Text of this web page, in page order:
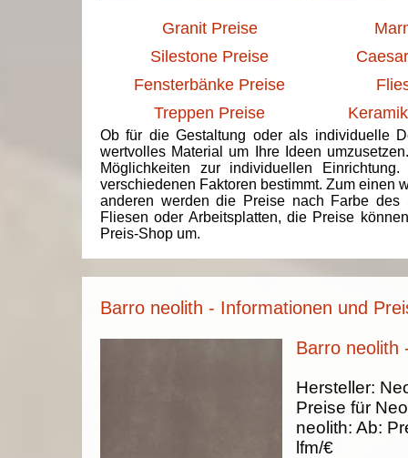
Granit Preise
Silestone Preise
Fensterbänke Preise
Treppen Preise
Ob für die Gestaltung oder als individuelle
wertvolles Material um Ihre Ideen
Möglichkeiten zur individuellen
verschiedenen Faktoren bestimmt. Zum einen
anderen werden die Preise nach Farbe des
Fliesen oder Arbeitsplatten, die Preise
Preis-Shop um.
Barro neolith - Informationen und
Barro neolith
Hersteller:
Preise für
neolith: Ab:
lfm/€